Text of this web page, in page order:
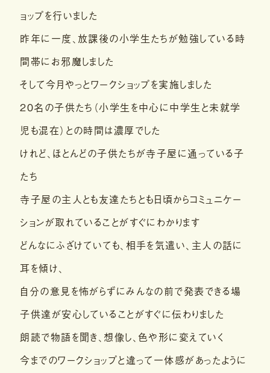
ョップを行いました
昨年に一度、放課後の小学生たちが勉強している時
間帯にお邪魔しました
そして今月やっとワークショップを実施しました
２０名の子供たち（小学生を中心に中学生と未就学
児も混在）との時間は濃厚でした
けれど、ほとんどの子供たちが寺子屋に通っている子
たち
寺子屋の主人とも友達たちとも日頃からコミュニケー
ションが取れていることがすぐにわかります
どんなにふざけていても、相手を気遣い、主人の話に
耳を傾け、
自分の意見を怖がらずにみんなの前で発表できる場
子供達が安心していることがすぐに伝わりました
朗読で物語を聞き、想像し、色や形に変えていく
今までのワークショップと違って一体感があったように